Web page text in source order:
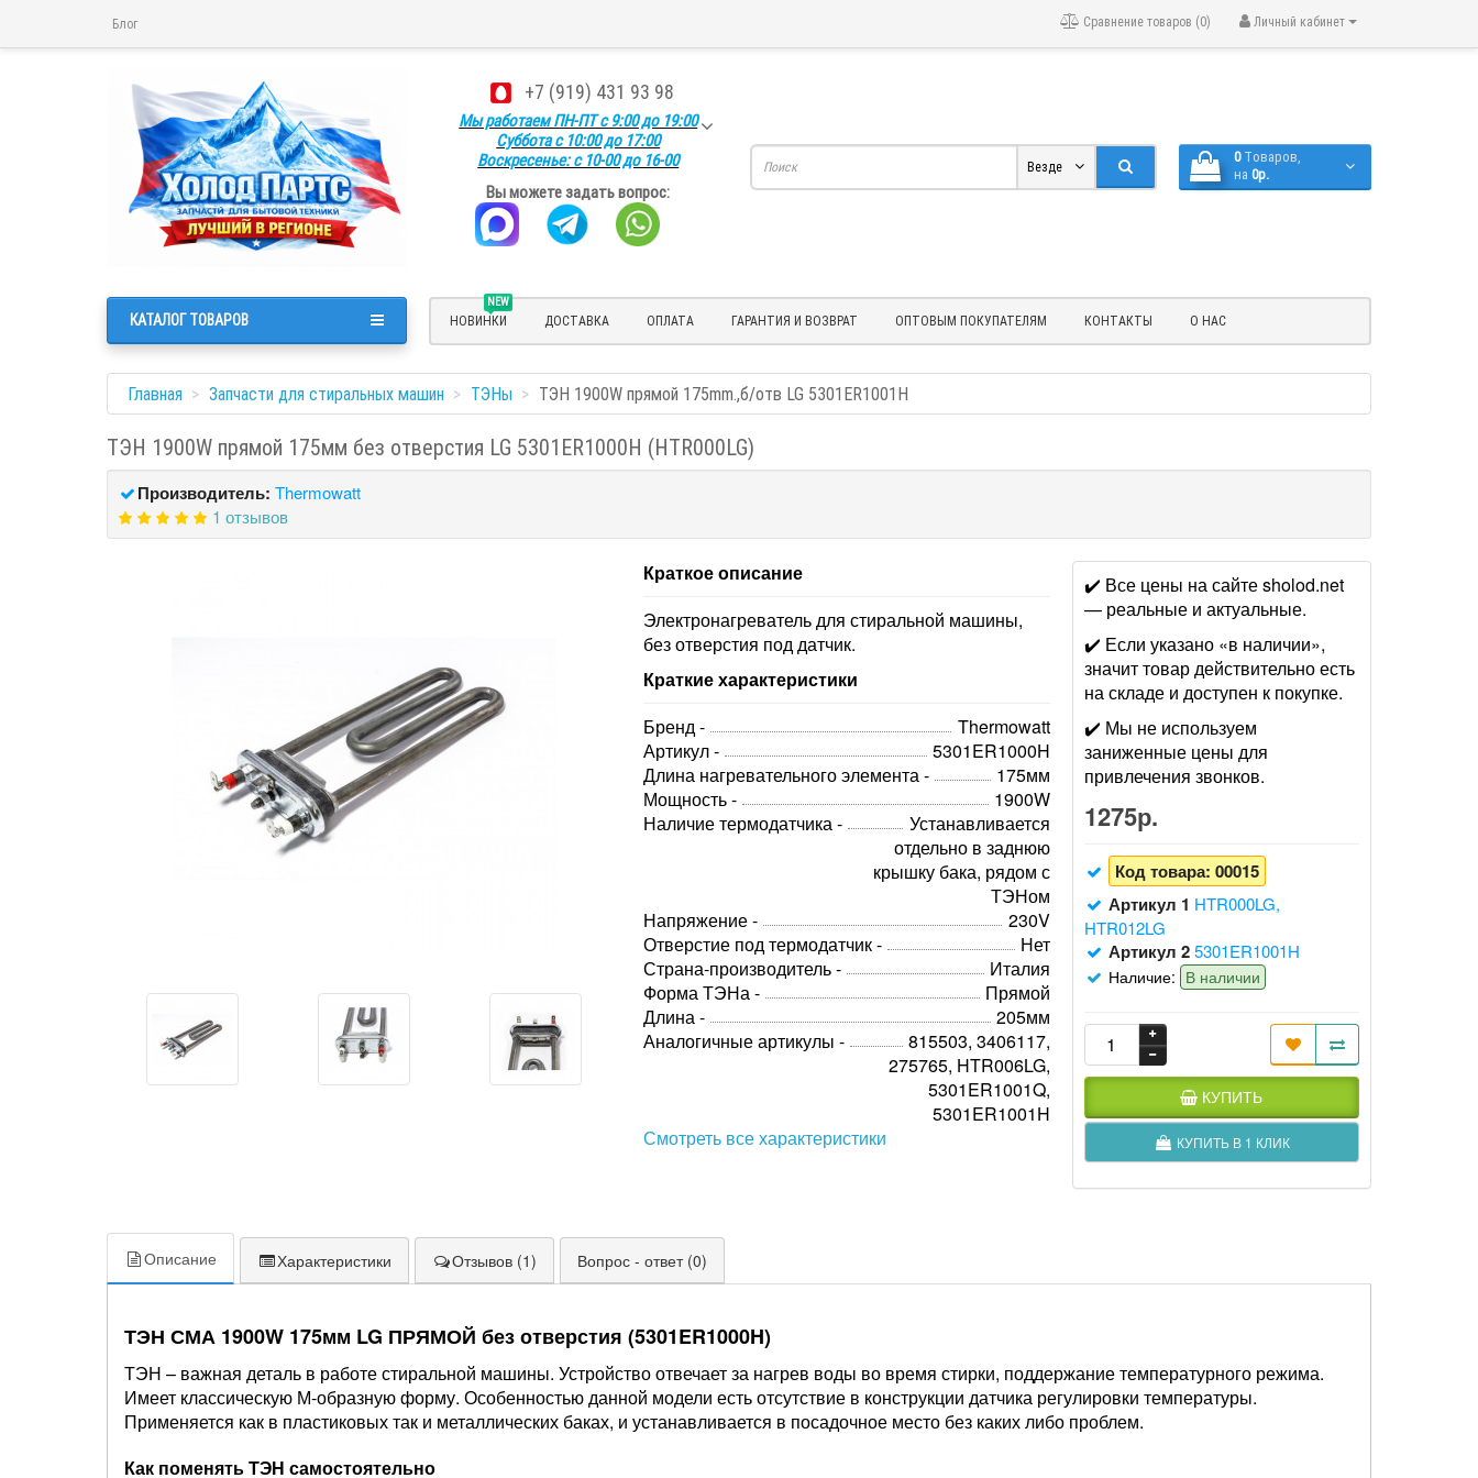
Блог Личный кабинет
Сравнение товаров (0)
+7 (919) 431 93 98
Мы работаем ПН-ПТ с 9:00 до 19:00
Суббота с 10:00 до 17:00
Воскресенье: с 10-00 до 16-00
Вы можете задать вопрос:
0 Tоваров,
на 0р.
Везде
NEW
НОВИНКИ ДОСТАВКА ОПЛАТА ГАРАНТИЯ И ВОЗВРАТ ОПТОВЫМ ПОКУПАТЕЛЯМ КОНТАКТЫ О НАС
КАТАЛОГ ТОВАРОВ
Главная Запчасти для стиральных машин ТЭНы ТЭН 1900W прямой 175mm.,б/отв LG 5301ER1001H
ТЭН 1900W прямой 175мм без отверстия LG 5301ER1000H (HTR000LG)
Производитель: Thermowatt
1 отзывов
Краткое описание
Электронагреватель для стиральной машины,
без отверстия под датчик.
Краткие характеристики
Бренд -
Thermowatt
Артикул -
5301ER1000H
Длина нагревательного элемента -
175мм
Мощность -
1900W
Наличие термодатчика -
Устанавливается
отдельно в заднюю
крышку бака, рядом с
ТЭНом
Напряжение -
230V
Отверстие под термодатчик -
Нет
Страна-производитель -
Италия
Форма ТЭНа -
Прямой
Длина -
205мм
Аналогичные артикулы -
815503, 3406117,
275765, HTR006LG,
5301ER1001Q,
5301ER1001H
Смотреть все характеристики
✔️ Все цены на сайте sholod.net
— реальные и актуальные.
✔️ Если указано «в наличии»,
значит товар действительно есть
на складе и доступен к покупке.
✔️ Мы не используем
заниженные цены для
привлечения звонков.
1275р.
Код товара: 00015
Артикул 1 HTR000LG,
HTR012LG
Артикул 2 5301ER1001H
Наличие: В наличии
КУПИТЬ
КУПИТЬ В 1 КЛИК
Описание Характеристики Отзывов (1) Вопрос - ответ (0)
ТЭН СМА 1900W 175мм LG ПРЯМОЙ без отверстия (5301ER1000H)
ТЭН – важная деталь в работе стиральной машины. Устройство отвечает за нагрев воды во время стирки, поддержание температурного режима.
Имеет классическую М-образную форму. Особенностью данной модели есть отсутствие в конструкции датчика регулировки температуры.
Применяется как в пластиковых так и металлических баках, и устанавливается в посадочное место без каких либо проблем.
Как поменять ТЭН самостоятельно